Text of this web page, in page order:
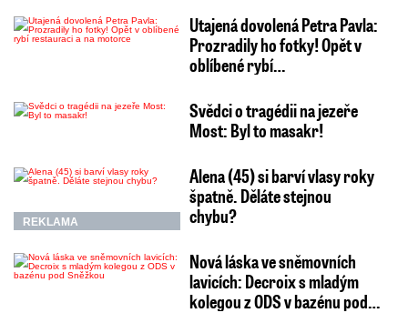
Utajená dovolená Petra Pavla:
Prozradily ho fotky! Opět v
oblíbené rybí…
Svědci o tragédii na jezeře
Most: Byl to masakr!
REKLAMA
Alena (45) si barví vlasy roky
špatně. Děláte stejnou
chybu?
Nová láska ve sněmovních
lavicích: Decroix s mladým
kolegou z ODS v bazénu pod…